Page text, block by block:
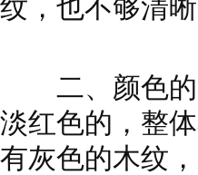
纹，也不够清
二、颜色的
淡红色的，整
有灰色的木纹